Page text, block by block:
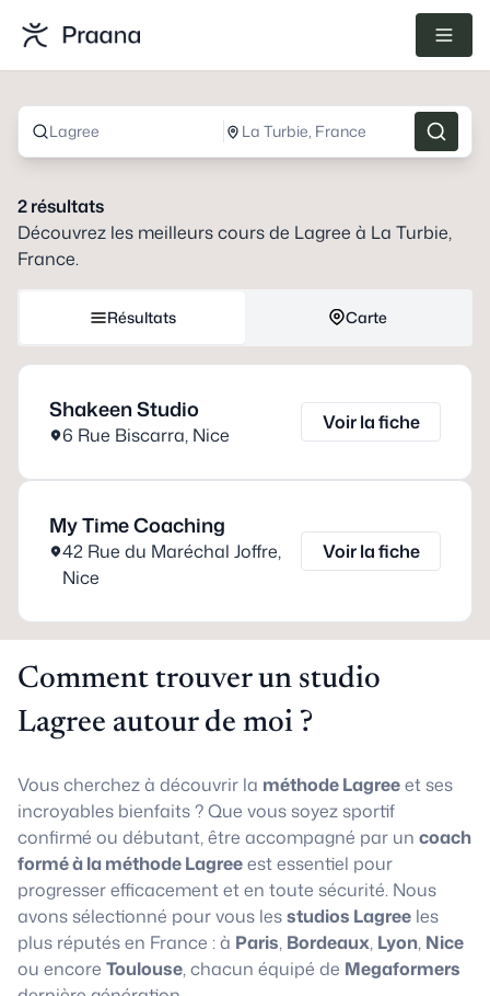
Lagree La Turbie, France
2résultats
Découvrez les meilleurs cours de Lagree à La Turbie,
France.
Résultats Carte
Shakeen Studio
6 Rue Biscarra, Nice
Voir la fiche
My Time Coaching
42 Rue du Maréchal Joffre,
Nice
Voir la fiche
Comment trouver un studio
Lagree autour de moi ?
Vous cherchez à découvrir la méthode Lagreeet ses
incroyables bienfaits ? Que vous soyez sportif
confirmé ou débutant, être accompagné par un coach
formé à la méthode Lagreeest essentiel pour
progresser efficacement et en toute sécurité. Nous
avons sélectionné pour vous lesstudios Lagree les
plus réputés en France : à Paris, Bordeaux, Lyon, Nice
ou encore Toulouse, chacun équipé de Megaformers